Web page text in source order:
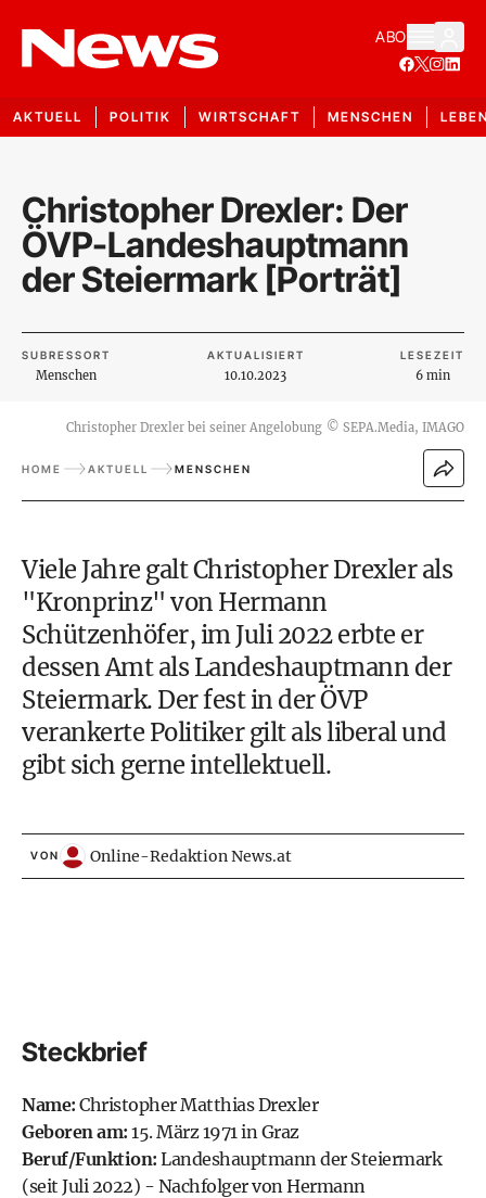
ABO
AKTUELL POLITIK WIRTSCHAFT MENSCHEN
Christopher Drexler: Der
ÖVP-Landeshauptmann
der Steiermark [Porträt]
SUBRESSORT
Menschen
AKTUALISIERT
10.10.2023
LESEZEIT
6 min
Christopher Drexler bei seiner Angelobung © SEPA.Media, IMAGO
HOME AKTUELL MENSCHEN
Viele Jahre galt Christopher Drexler als
"Kronprinz" von Hermann
Schützenhöfer, im Juli 2022 erbte er
dessen Amt als Landeshauptmann der
Steiermark. Der fest in derÖVP
verankerte Politikergilt als liberal und
gibt sich gerne intellektuell.
VON Online-Redaktion News.at
Steckbrief
Name: Christopher Matthias Drexler
Geboren am: 15. März 1971 in Graz
Beruf/Funktion: Landeshauptmann der Steiermark
(seit Juli 2022) - Nachfolger von Hermann